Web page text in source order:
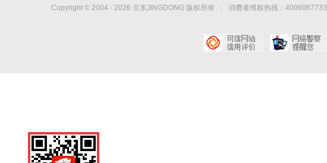
Copyright © 2004 - 2026 京东JINGDONG 版权所有 消费者维权热线：4006067733